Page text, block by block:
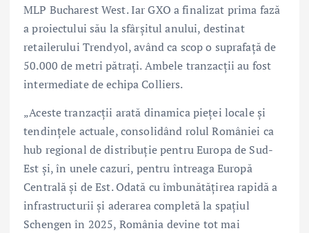
MLP Bucharest West. Iar GXO a finalizat prima fază
a proiectului său la sfârșitul anului, destinat
retailerului Trendyol, având ca scop o suprafață de
50.000 de metri pătrați. Ambele tranzacții au fost
intermediate de echipa Colliers.
„Aceste tranzacții arată dinamica pieței locale și
tendințele actuale, consolidând rolul României ca
hub regional de distribuție pentru Europa de Sud-
Est și, în unele cazuri, pentru întreaga Europă
Centrală și de Est. Odată cu îmbunătățirea rapidă a
infrastructurii și aderarea completă la spațiul
Schengen în 2025, România devine tot mai